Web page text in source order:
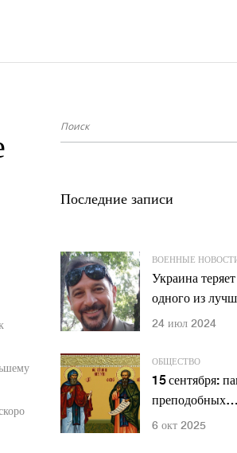
Последние записи
ВОЕННЫЕ
Украина теряет
одного из
операторов
Коропа
24 июл 2024
ОБЩЕСТВО
15 сентября:
преподобных
Антония и
6 окт 2025